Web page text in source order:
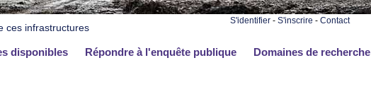
S'identifier - S'inscrire - Contact
ces infrastructures
disponibles Répondre à l'enquête publique Domaines de recherche